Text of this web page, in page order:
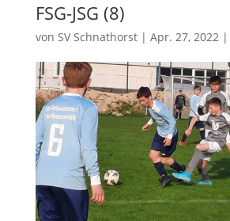
FSG-JSG (8)
von SV Schnathorst| Apr. 27, 2022|